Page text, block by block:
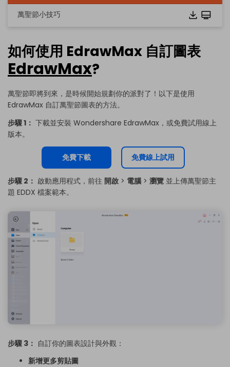
點擊下載並使用此範本。
如果你還沒有 EdrawMax，可以從EdrawMax免費下載
版本。
你也可以從 EdrawMax Online 免費試用線上版 以下版本。
萬聖節小技巧
如何使用 EdrawMax 自訂圖表
EdrawMax?
萬聖節即將到來，是時候開始規劃你的派對了！以下是使用
EdrawMax 自訂萬聖節圖表的方法。
步驟 1： 下載並安裝 Wondershare EdrawMax，或免費試用線上
版本。
免費下載 免費線上試用
步驟 2： 啟動應用程式，前往 開啟 > 電腦 > 瀏覽 並上傳萬聖節主
題 EDDX 檔案範本。
步驟 3： 自訂你的圖表設計與外觀：
新增更多剪貼圖